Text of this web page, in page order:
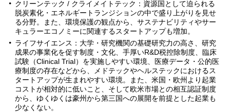
クリーンテック / クライメイトテック：資源国として迫られる
脱炭素化・エネルギートランジションの中で盛り上がりを見せ
る分野。また、環境保護の観点から、サステナビリティやサー
キュラーエコノミーに関連するスタートアップも増加。
ライフサイエンス：大学・研究機関の基礎研究力の高さ、研究
成果の事業化を促す制度・文化、手厚いR&D税控除制度、臨床
試験（Clinical Trial）を実施しやすい環境、医療データ・公的医
療制度の存在などから、メドテックやヘルステックにおけるス
タートアップが生まれやすい環境。また、米国・欧州より起業
コストが相対的に低いこと、そして欧米市場との相互認証制度
から、ゆくゆくは豪州から第三国への展開を前提とした起業も
少なくない。